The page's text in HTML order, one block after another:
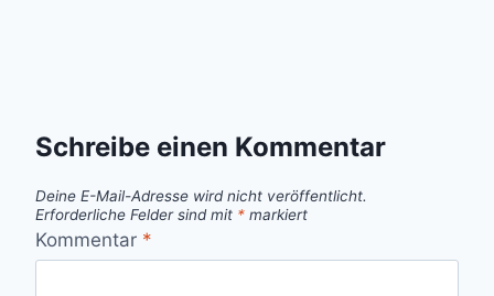
Schreibe einen Kommentar
Deine E-Mail-Adresse wird nicht veröffentlicht.
Erforderliche Felder sind mit * markiert
Kommentar *